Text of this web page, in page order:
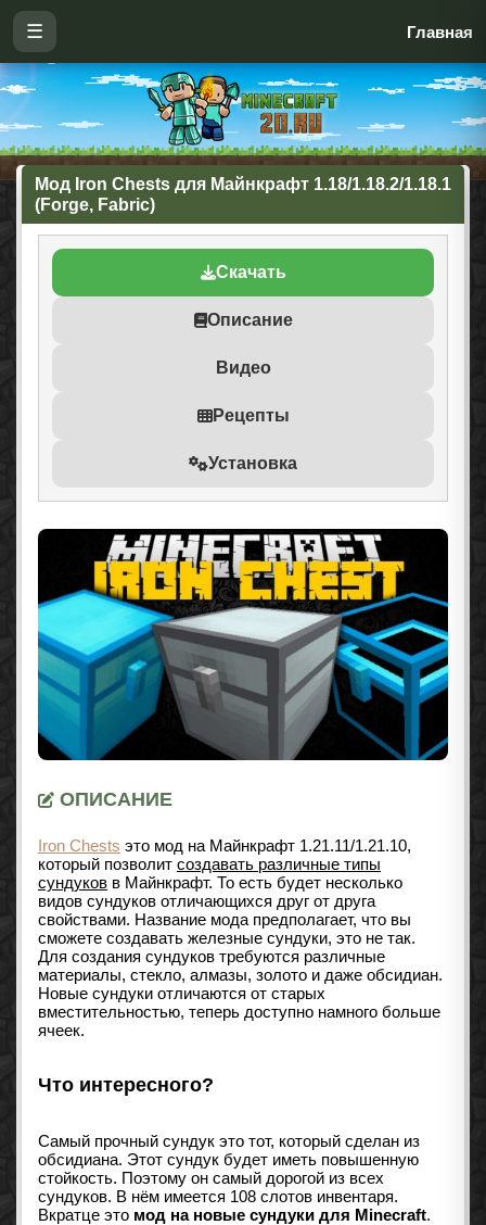
☰ Главная
Мод Iron Chests для Майнкрафт 1.18/1.18.2/1.18.1
(Forge, Fabric)
Скачать
Описание
Видео
Рецепты
Установка
ОПИСАНИЕ
Iron Chests это мод на Майнкрафт 1.21.11/1.21.10,
который позволит создавать различные типы
сундуков в Майнкрафт. То есть будет несколько
видов сундуков отличающихся друг от друга
свойствами. Название мода предполагает, что вы
сможете создавать железные сундуки, это не так.
Для создания сундуков требуются различные
материалы, стекло, алмазы, золото и даже обсидиан.
Новые сундуки отличаются от старых
вместительностью, теперь доступно намного больше
ячеек.
Что интересного?
Самый прочный сундук это тот, который сделан из
обсидиана. Этот сундук будет иметь повышенную
стойкость. Поэтому он самый дорогой из всех
сундуков. В нём имеется 108 слотов инвентаря.
Вкратце это мод на новые сундуки для Minecraft.